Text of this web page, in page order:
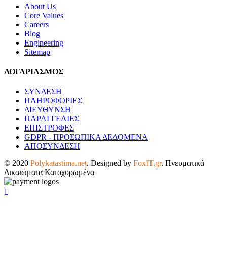
About Us
Core Values
Careers
Blog
Engineering
Sitemap
ΛΟΓΑΡΙΑΣΜΟΣ
ΣΥΝΔΕΣΗ
ΠΛΗΡΟΦΟΡΙΕΣ
ΔΙΕΥΘΥΝΣΗ
ΠΑΡΑΓΓΕΛΙΕΣ
ΕΠΙΣΤΡΟΦΕΣ
GDPR - ΠΡΟΣΩΠΙΚΑ ΔΕΔΟΜΕΝΑ
ΑΠΟΣΥΝΔΕΣΗ
© 2020 Polykatastima.net. Designed by FoxIT.gr. Πνευματικά
Δικαιώματα Κατοχυρωμένα